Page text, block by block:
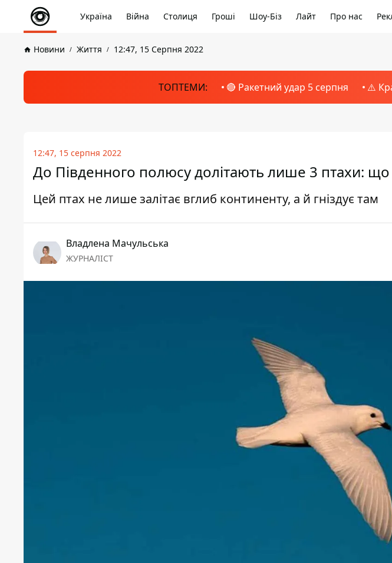
Україна Війна Столиця Гроші Шоу-Біз Лайт Про нас
Новини Життя 12:47, 15 Серпня 2022
ТОПТЕМИ: 🔴 Ракетний удар 5 серпня ⚠️
12:47, 15 серпня 2022
До Південного полюсу долітають лише 3 птахи:
Цей птах не лише залітає вглиб континенту, а й гніздує там
Владлена Мачульська
ЖУРНАЛІСТ